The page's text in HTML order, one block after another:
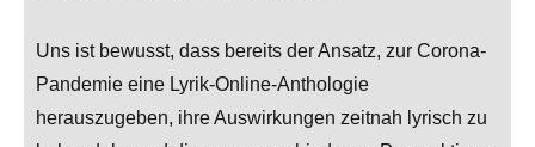
Uns ist bewusst, dass bereits der Ansatz, zur Corona-
Pandemie eine Lyrik-Online-Anthologie
herauszugeben, ihre Auswirkungen zeitnah lyrisch zu